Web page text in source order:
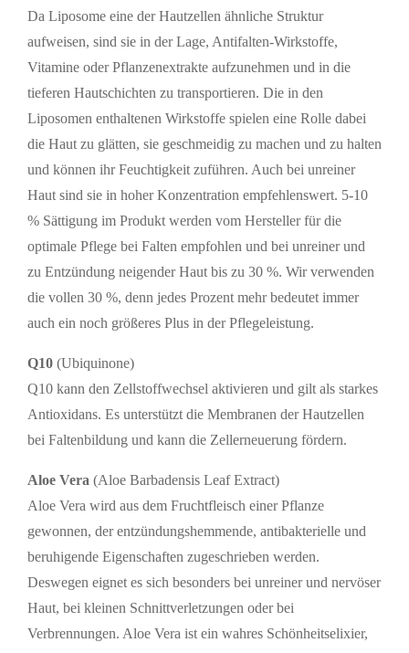
Da Liposome eine der Hautzellen ähnliche Struktur
aufweisen, sind sie in der Lage, Antifalten-Wirkstoffe,
Vitamine oder Pflanzenextrakte aufzunehmen und in die
tieferen Hautschichten zu transportieren. Die in den
Liposomen enthaltenen Wirkstoffe spielen eine Rolle dabei
die Haut zu glätten, sie geschmeidig zu machen und zu halten
und können ihr Feuchtigkeit zuführen. Auch bei unreiner
Haut sind sie in hoher Konzentration empfehlenswert. 5-10
% Sättigung im Produkt werden vom Hersteller für die
optimale Pflege bei Falten empfohlen und bei unreiner und
zu Entzündung neigender Haut bis zu 30 %. Wir verwenden
die vollen 30 %, denn jedes Prozent mehr bedeutet immer
auch ein noch größeres Plus in der Pflegeleistung.
Q10 (Ubiquinone)
Q10 kann den Zellstoffwechsel aktivieren und gilt als starkes
Antioxidans. Es unterstützt die Membranen der Hautzellen
bei Faltenbildung und kann die Zellerneuerung fördern.
Aloe Vera (Aloe Barbadensis Leaf Extract)
Aloe Vera wird aus dem Fruchtfleisch einer Pflanze
gewonnen, der entzündungshemmende, antibakterielle und
beruhigende Eigenschaften zugeschrieben werden.
Deswegen eignet es sich besonders bei unreiner und nervöser
Haut, bei kleinen Schnittverletzungen oder bei
Verbrennungen. Aloe Vera ist ein wahres Schönheitselixier,